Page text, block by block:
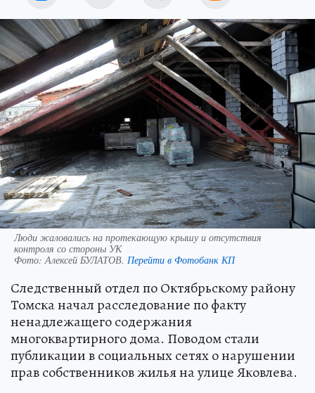
Люди жаловались на протекающую крышу и отсутствия
контроля со стороны УК
Фото:Алексей БУЛАТОВ. Перейти в Фотобанк КП
Следственный отдел по Октябрьскому району
Томска начал расследование по факту
ненадлежащего содержания
многоквартирного дома. Поводом стали
публикации в социальных сетях о нарушении
прав собственников жилья на улице Яковлева.